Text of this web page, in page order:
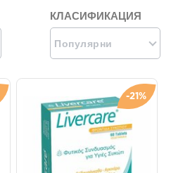
КЛАСИФИКАЦИЯ
Популярни
-21%